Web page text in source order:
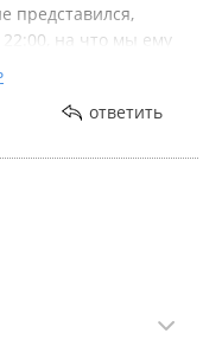
представился,
22:00, на что мы ему
Так как вчера
чего не говорил
несколько
нам свет при
когда вылазил из
ногу, завтра
поведение за
ответить